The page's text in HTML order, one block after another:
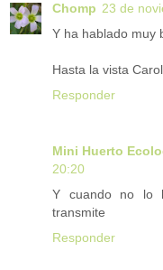
Chomp 23 de
Y ha hablado muy
Hasta la vista
Responder
Mini Huerto
20:20
Y cuando no lo
transmite
Responder